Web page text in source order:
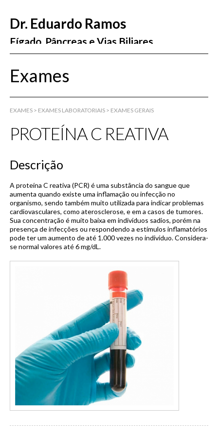
Dr. Eduardo Ramos
Fígado, Pâncreas e Vias Biliares
Exames
EXAMES > EXAMES LABORATORIAIS > EXAMES GERAIS
PROTEÍNA C REATIVA
Descrição
A proteína C reativa (PCR) é uma substância do sangue que
aumenta quando existe uma inflamação ou infecção no
organismo, sendo também muito utilizada para indicar problemas
cardiovasculares, como aterosclerose, e em a casos de tumores.
Sua concentração é muito baixa em indivíduos sadios, porém na
presença de infecções ou respondendo a estímulos inflamatórios
pode ter um aumento de até 1.000 vezes no indivíduo. Considera-
se normal valores até 6 mg/dL.